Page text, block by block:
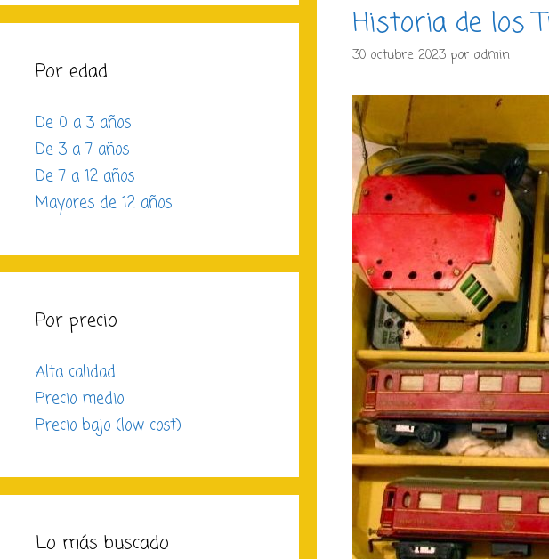
Historia de los
30 octubre 2023 por admin
Por edad
De 0 a 3 años
De 3 a 7 años
De 7 a 12 años
Mayores de 12 años
Por precio
Alta calidad
Precio medio
Precio bajo (low cost)
Lo más buscado